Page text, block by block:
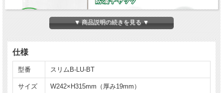
防滴チャック付きビニールで、メニューを水・汚
れから守ります。
▼ 商品説明の続きを見る ▼
仕様
型番 スリムB-LU-BT
サイズ W242×H315mm（厚み19mm）